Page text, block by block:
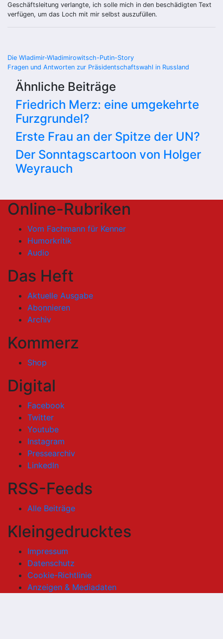
Geschäftsleitung verlangte, ich solle mich in den beschädigten Text
verfügen, um das Loch mit mir selbst auszufüllen.
Beitragsnavigation
Die Wladimir-Wladimirowitsch-Putin-Story
Fragen und Antworten zur Präsidentschaftswahl in Russland
Ähnliche Beiträge
Friedrich Merz: eine umgekehrte
Furzgrundel?
Erste Frau an der Spitze der UN?
Der Sonntagscartoon von Holger
Weyrauch
Online-Rubriken
Vom Fachmann für Kenner
Humorkritik
Audio
Das Heft
Aktuelle Ausgabe
Abonnieren
Archiv
Kommerz
Shop
Digital
Facebook
Twitter
Youtube
Instagram
Pressearchiv
LinkedIn
RSS-Feeds
Alle Beiträge
Kleingedrucktes
Impressum
Datenschutz
Cookie-Richtlinie
Anzeigen & Mediadaten